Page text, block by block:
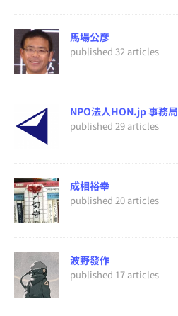
馬場公彦
published 32 articles
NPO法人HON.jp 事務局
published 29 articles
成相裕幸
published 20 articles
波野發作
published 17 articles